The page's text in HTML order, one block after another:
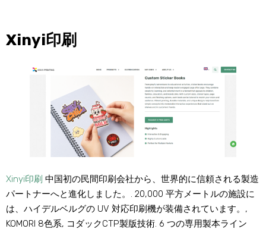
Xinyi印刷
Xinyi印刷 中国初の民間印刷会社から、世界的に信頼される製造
パートナーへと進化しました。 . 20,000 平方メートルの施設に
は、ハイデルベルグの UV 対応印刷機が装備されています。,
KOMORI 8色系, コダックCTP製版技術. 6 つの専用製本ライン